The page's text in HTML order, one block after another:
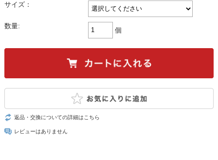
サイズ：
数量:
個
返品・交換についての詳細はこちら
レビューはありません